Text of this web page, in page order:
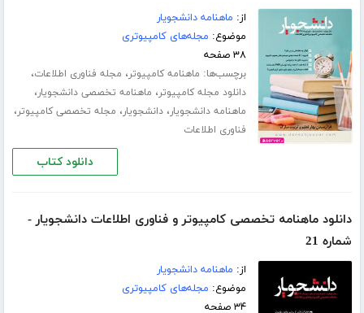
از: ماهنامه دانشجویار
موضوع: مجله‌های کامپیوتری
۳۸ صفحه
برچسب‌ها: ماهنامه کامپیوتر، مجله فناوری اطلاعات،
دانلود مجله کامپیوتر، ماهنامه تخصصی دانشجویار،
ماهنامه دانشجویار،دانشجویار، مجله تخصصی کامپیوتر،
فناوری اطلاعات
دانلود کتاب
دانلود ماهنامه تخصصی کامپیوتر و فناوری اطلاعات دانشجویار -
شماره 21
از: ماهنامه دانشجویار
موضوع: مجله‌های کامپیوتری
۳۴ صفحه